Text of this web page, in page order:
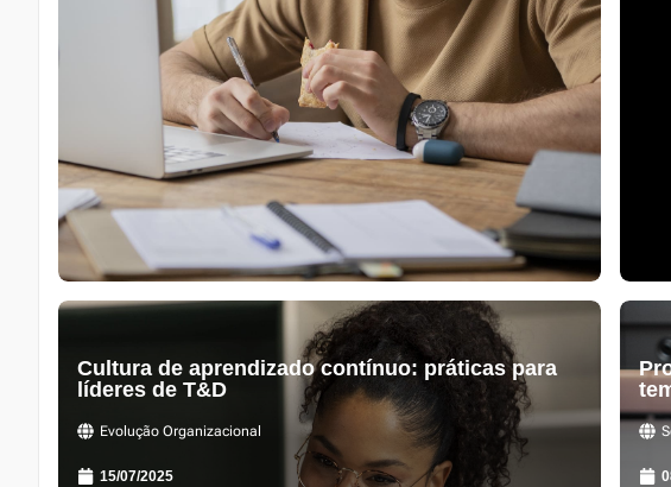
Cultura de aprendizado contínuo: práticas para
líderes de T&D
Evolução Organizacional
15/07/2025